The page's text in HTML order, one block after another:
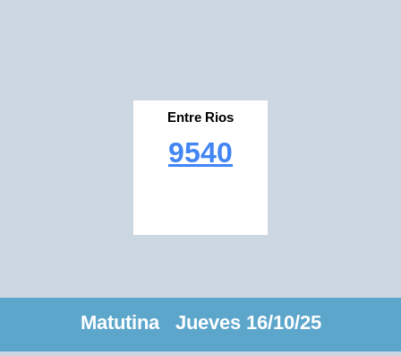
Entre Rios
9540
Matutina Jueves 16/10/25